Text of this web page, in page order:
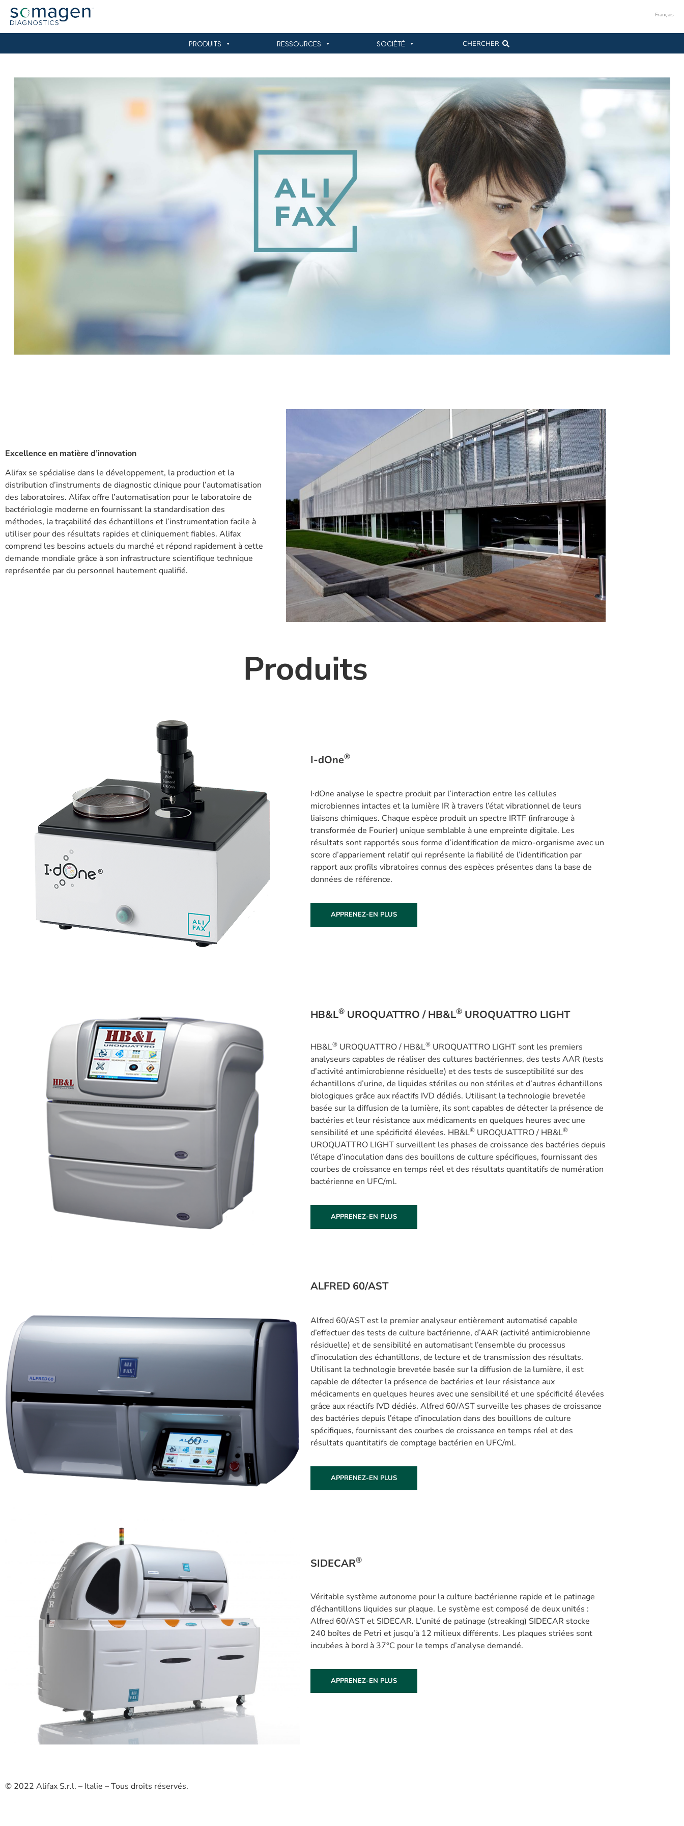
Français
PRODUITS RESSOURCES SOCIÉTÉ CHERCHER
Excellence en matière d’innovation
Alifax se spécialise dans le développement, la production et la
distribution d’instruments de diagnostic clinique pour l’automatisation
des laboratoires. Alifax offre l’automatisation pour le laboratoire de
bactériologie moderne en fournissant la standardisation des
méthodes, la traçabilité des échantillons et l’instrumentation facile à
utiliser pour des résultats rapides et cliniquement fiables. Alifax
comprend les besoins actuels du marché et répond rapidement à cette
demande mondiale grâce à son infrastructure scientifique technique
représentée par du personnel hautement qualifié.
Produits
I-dOne®
I∙dOne analyse le spectre produit par l’interaction entre les cellules
microbiennes intactes et la lumière IR à travers l’état vibrationnel de leurs
liaisons chimiques. Chaque espèce produit un spectre IRTF (infrarouge à
transformée de Fourier) unique semblable à une empreinte digitale. Les
résultats sont rapportés sous forme d’identification de micro-organisme avec un
score d’appariement relatif qui représente la fiabilité de l’identification par
rapport aux profils vibratoires connus des espèces présentes dans la base de
données de référence.
APPRENEZ-EN PLUS
HB&L® UROQUATTRO / HB&L® UROQUATTRO LIGHT
HB&L® UROQUATTRO / HB&L® UROQUATTRO LIGHT sont les premiers
analyseurs capables de réaliser des cultures bactériennes, des tests AAR (tests
d’activité antimicrobienne résiduelle) et des tests de susceptibilité sur des
échantillons d’urine, de liquides stériles ou non stériles et d’autres échantillons
biologiques grâce aux réactifs IVD dédiés. Utilisant la technologie brevetée
basée sur la diffusion de la lumière, ils sont capables de détecter la présence de
bactéries et leur résistance aux médicaments en quelques heures avec une
sensibilité et une spécificité élevées. HB&L® UROQUATTRO / HB&L®
UROQUATTRO LIGHT surveillent les phases de croissance des bactéries depuis
l’étape d’inoculation dans des bouillons de culture spécifiques, fournissant des
courbes de croissance en temps réel et des résultats quantitatifs de numération
bactérienne en UFC/ml.
APPRENEZ-EN PLUS
ALFRED 60/AST
Alfred 60/AST est le premier analyseur entièrement automatisé capable
d’effectuer des tests de culture bactérienne, d’AAR (activité antimicrobienne
résiduelle) et de sensibilité en automatisant l’ensemble du processus
d’inoculation des échantillons, de lecture et de transmission des résultats.
Utilisant la technologie brevetée basée sur la diffusion de la lumière, il est
capable de détecter la présence de bactéries et leur résistance aux
médicaments en quelques heures avec une sensibilité et une spécificité élevées
grâce aux réactifs IVD dédiés. Alfred 60/AST surveille les phases de croissance
des bactéries depuis l’étape d’inoculation dans des bouillons de culture
spécifiques, fournissant des courbes de croissance en temps réel et des
résultats quantitatifs de comptage bactérien en UFC/ml.
APPRENEZ-EN PLUS
SIDECAR®
Véritable système autonome pour la culture bactérienne rapide et le patinage
d’échantillons liquides sur plaque. Le système est composé de deux unités :
Alfred 60/AST et SIDECAR. L’unité de patinage (streaking) SIDECAR stocke
240 boîtes de Petri et jusqu’à 12 milieux différents. Les plaques striées sont
incubées à bord à 37°C pour le temps d’analyse demandé.
APPRENEZ-EN PLUS
© 2022 Alifax S.r.l. – Italie – Tous droits réservés.